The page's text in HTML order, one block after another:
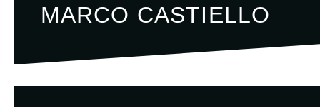
MARCO CASTIELLO